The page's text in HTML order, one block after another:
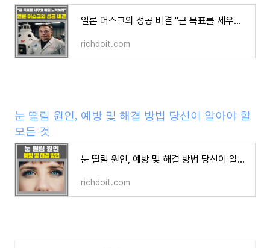
일론 머스크의 성공 비결 "큰 목표를 세우고 매일 노력하라"
richdoit.com
눈 떨림 원인, 예방 및 해결 방법 당신이 알아야 할
모든 것
눈 떨림 원인, 예방 및 해결 방법 당신이 알아야 할 모든 것
richdoit.com